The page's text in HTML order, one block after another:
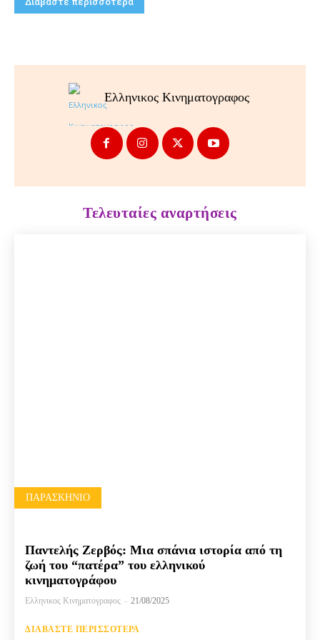
Ελληνικος Κινηματογραφος
Τελευταίες αναρτήσεις
ΠΑΡΑΣΚΉΝΙΟ
Παντελής Ζερβός: Μια σπάνια ιστορία από τη
ζωή του “πατέρα” του ελληνικού
κινηματογράφου
Ελληνικος Κινηματογραφος - 21/08/2025
ΔΙΑΒΆΣΤΕ ΠΕΡΙΣΣΌΤΕΡΑ